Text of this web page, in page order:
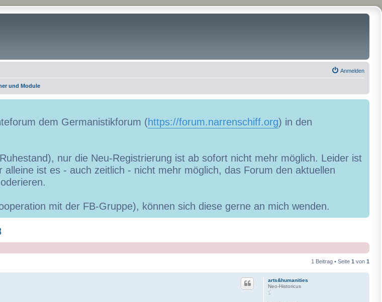
Anmelden
und Module
dem Germanistikforum (https://forum.narrenschiff.org) in den
nur die Neu-Registrierung ist ab sofort nicht mehr möglich. Leider ist
ist es - auch zeitlich - nicht mehr möglich, das Forum den aktuellen
mit der FB-Gruppe), können sich diese gerne an mich wenden.
1 Beitrag • Seite 1 von 1
arts&humanities
Neo-Historicus